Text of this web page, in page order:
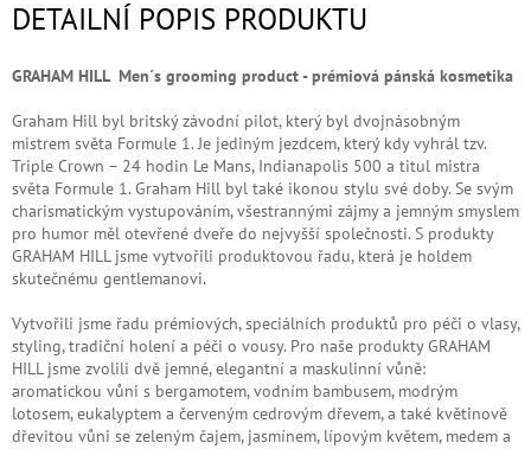
DETAILNÍ POPIS PRODUKTU
GRAHAM HILL Men´s grooming product -prémiová pánská kosmetika
Graham Hill byl britský závodní pilot, který byl dvojnásobným
mistrem světa Formule 1. Je jediným jezdcem, který kdy vyhrál tzv.
Triple Crown – 24 hodin Le Mans, Indianapolis 500 a titul mistra
světa Formule 1. Graham Hill byl také ikonou stylu své doby. Se svým
charismatickým vystupováním, všestrannými zájmy a jemným smyslem
pro humor měl otevřené dveře do nejvyšší společnosti. S produkty
GRAHAM HILL jsme vytvořili produktovou řadu, která je holdem
skutečnému gentlemanovi.
Vytvořili jsme řadu prémiových, speciálních produktů pro péči o vlasy,
styling, tradiční holení a péči o vousy. Pro naše produkty GRAHAM
HILL jsme zvolili dvě jemné, elegantní a maskulinní vůně:
aromatickou vůni s bergamotem, vodním bambusem, modrým
lotosem, eukalyptem a červeným cedrovým dřevem, a také květinově
dřevitou vůni se zeleným čajem, jasmínem, lípovým květem, medem a